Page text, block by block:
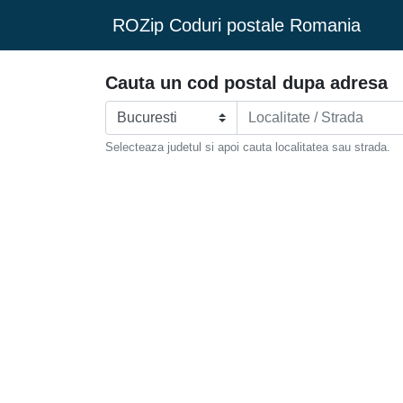
ROZip Coduri postale Romania
Cauta un cod postal dupa adresa
Selecteaza judetul si apoi cauta localitatea sau strada.